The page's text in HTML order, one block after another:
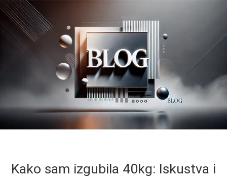
Kako sam izgubila 40kg: Iskustva i